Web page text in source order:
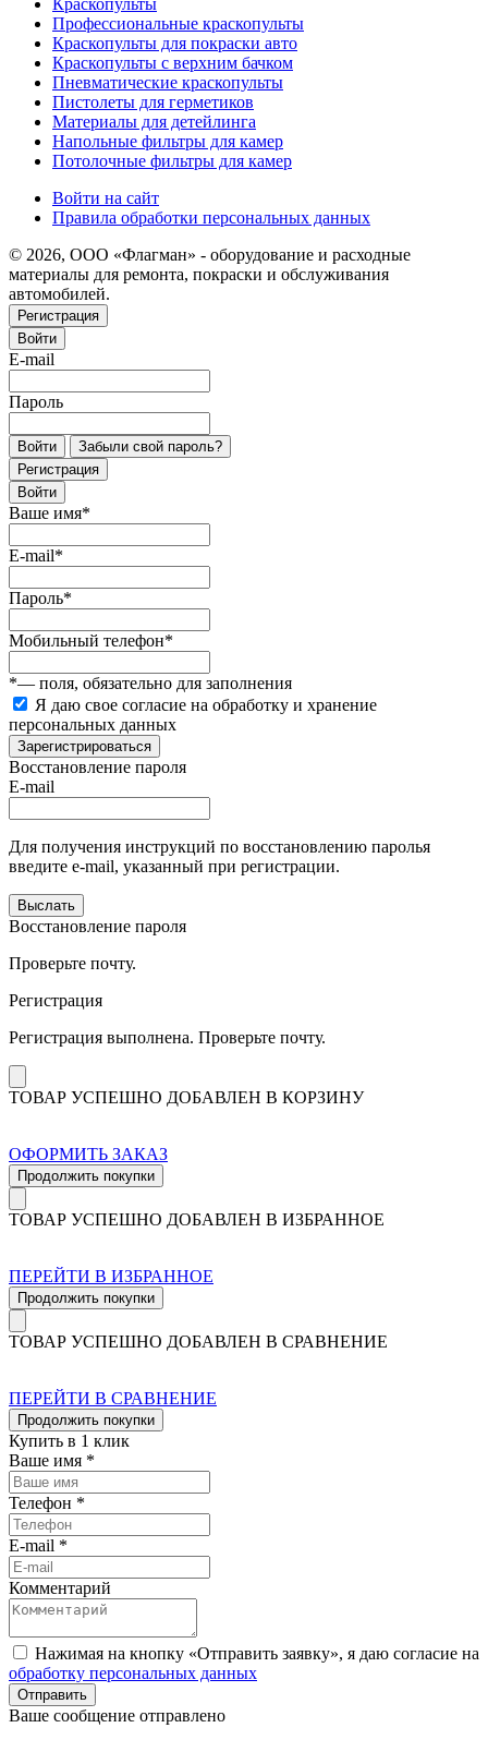
Профессиональные краскопульты
Краскопульты для покраски авто
Краскопульты с верхним бачком
Пневматические краскопульты
Пистолеты для герметиков
Материалы для детейлинга
Напольные фильтры для камер
Потолочные фильтры для камер
Войти на сайт
Правила обработки персональных данных
© 2026, ООО «Флагман» - оборудование и расходные
материалы для ремонта, покраски и обслуживания
автомобилей.
Регистрация
Войти
E-mail
Пароль
Войти
Забыли свой пароль?
Регистрация
Войти
Ваше имя*
E-mail*
Пароль*
Мобильный телефон*
*— поля, обязательно для заполнения
Я даю свое согласие на обработку и хранение
персональных данных
Зарегистрироваться
Восстановление пароля
E-mail
Для получения инструкций по восстановлению паролья
введите e-mail, указанный при регистрации.
Выслать
Восстановление пароля
Проверьте почту.
Регистрация
Регистрация выполнена. Проверьте почту.
ТОВАР УСПЕШНО ДОБАВЛЕН В КОРЗИНУ
ОФОРМИТЬ ЗАКАЗ
Продолжить покупки
ТОВАР УСПЕШНО ДОБАВЛЕН В ИЗБРАННОЕ
ПЕРЕЙТИ В ИЗБРАННОЕ
Продолжить покупки
ТОВАР УСПЕШНО ДОБАВЛЕН В СРАВНЕНИЕ
ПЕРЕЙТИ В СРАВНЕНИЕ
Продолжить покупки
Купить в 1 клик
Ваше имя *
Телефон *
E-mail *
Комментарий
Нажимая на кнопку «Отправить заявку», я даю согласие на
обработку персональных данных
Отправить
Ваше сообщение отправлено